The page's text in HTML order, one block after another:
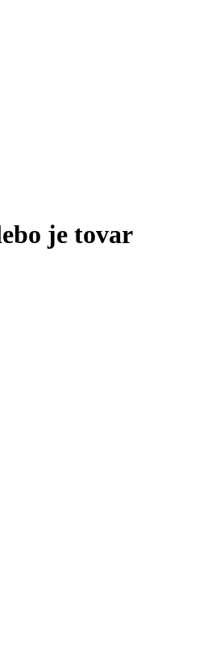
je tovar